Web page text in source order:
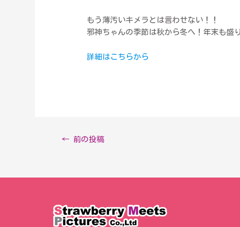
もう薄汚いキメラとは言わせない！！
邪神ちゃんの季節は秋から冬へ！年末も盛
詳細はこちらから
← 前の投稿